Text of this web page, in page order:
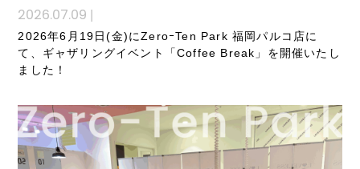
2026.07.09 |
2026年6月19日(金)にZeroｰTen Park 福岡パルコ店に
て、ギャザリングイベント「Coffee Break」を開催いたし
ました！